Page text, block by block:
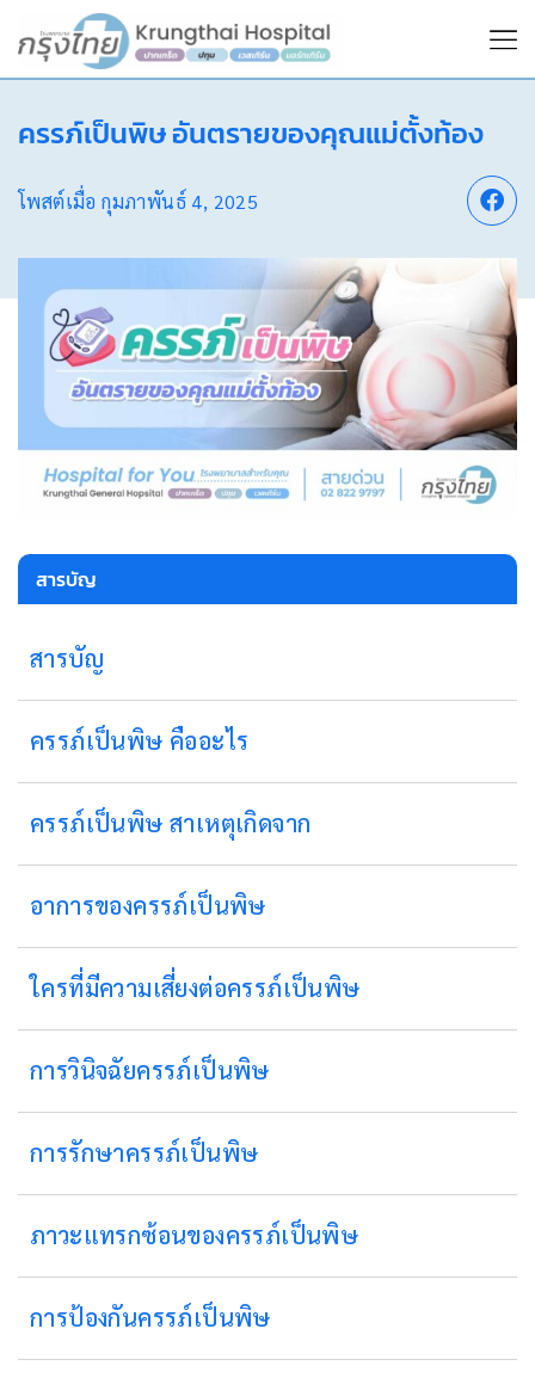
ครรภ์เป็นพิษ อันตรายของคุณแม่ตั้งท้อง
โพสต์เมื่อกุมภาพันธ์ 4, 2025
สารบัญ
สารบัญ
ครรภ์เป็นพิษ คืออะไร
ครรภ์เป็นพิษ สาเหตุเกิดจาก
อาการของครรภ์เป็นพิษ
ใครที่มีความเสี่ยงต่อครรภ์เป็นพิษ
การวินิจฉัยครรภ์เป็นพิษ
การรักษาครรภ์เป็นพิษ
ภาวะแทรกซ้อนของครรภ์เป็นพิษ
การป้องกันครรภ์เป็นพิษ